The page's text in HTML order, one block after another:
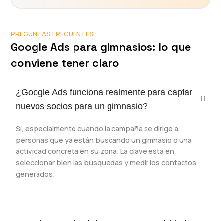
PREGUNTAS FRECUENTES
Google Ads para gimnasios: lo que
conviene tener claro
¿Google Ads funciona realmente para captar
nuevos socios para un gimnasio?
Sí, especialmente cuando la campaña se dirige a
personas que ya están buscando un gimnasio o una
actividad concreta en su zona. La clave está en
seleccionar bien las búsquedas y medir los contactos
generados.